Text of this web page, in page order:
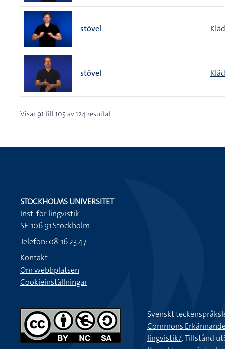
stövel
stövel
Visar91 till 105 av124 resultat
STOCKHOLMS UNIVERSITET
Inst. för lingvistik
SE-106 91 Stockholm
Telefon: 08-16 23 47
Kontakt
Om webbplatsen
Cookieinställningar
Svenskt
Commons
lingvistik/. Tillstånd